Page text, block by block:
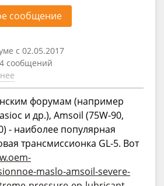
сообщение
с 02.05.2017
сообщений
форумам (например
и др.), Amsoil (75W-90,
- наиболее популярная
трансмиссионка GL-5. Вот
maslo-amsoil-severe-